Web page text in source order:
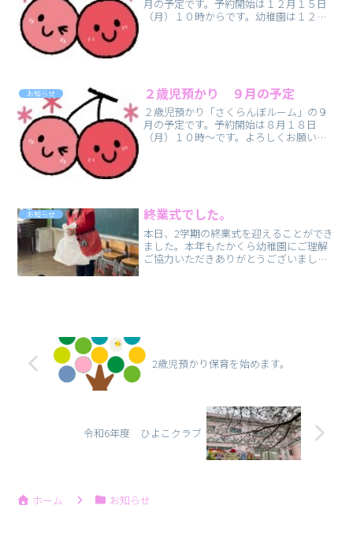
月の予定です。予約開始は１２月１５日
（月）１０時からです。幼稚園は１２月
お知らせ ２歳児預かり ９月の予定
２歳児預かり「さくらんぼルーム」の９
月の予定です。予約開始は８月１８日
（月）１０時～です。よろしくお願いい
お知らせ 終業式でした。
本日、2学期の終業式を迎えることができ
ました。本年もたかくら幼稚園にご理解
ご協力いただきありがとうございまし
2歳児預かり保育を始めます。
令和6年度 ひよこクラブ
ホーム お知らせ